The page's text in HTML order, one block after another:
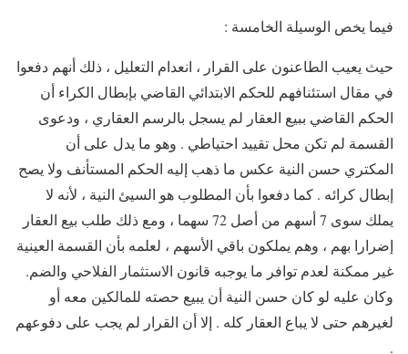
فيما يخص الوسيلة الخامسة :
حيث يعيب الطاعنون على القرار ، انعدام التعليل ، ذلك أنهم دفعوا
في مقال استئنافهم للحكم الابتدائي القاضي بإبطال الكراء أن
الحكم القاضي ببيع العقار لم يسجل بالرسم العقاري ، ودعوى
القسمة لم تكن محل تقييد احتياطي . وهو ما يدل على أن
المكتري حسن النية عكس ما ذهب إليه الحكم المستأنف ولا يصح
إبطال كرائه . كما دفعوا بأن المطلوب هو السيئ النية ، لأنه لا
يملك سوى 7 أسهم من أصل 72 سهما ، ومع ذلك طلب بيع العقار
إضرارا بهم ، وهم يملكون باقي الأسهم ، لعلمه بأن القسمة العينية
غير ممكنة لعدم توافر ما يوجبه قانون الاستثمار الفلاحي والضم.
وكان عليه لو كان حسن النية أن يبيع حصته للمالكين معه أو
لغيرهم حتى لا يباع العقار كله . إلا أن القرار لم يجب على دفوعهم
.